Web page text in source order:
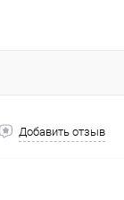
Добавить отзыв